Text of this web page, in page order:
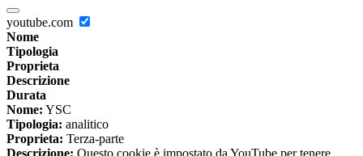
youtube.com
Nome
Tipologia
Proprieta
Descrizione
Durata
Nome: YSC
Tipologia: analitico
Proprieta: Terza-parte